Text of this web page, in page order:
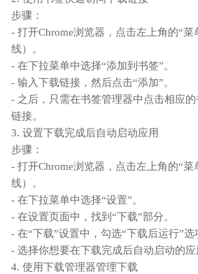
步骤：
- 打开Chrome浏览器，点击左上角的“菜
线）。
- 在下拉菜单中选择“添加到书签”。
- 输入下载链接，然后点击“添加”。
- 之后，只需在书签管理器中点击相应
链接。
3. 设置下载完成后自动启动应用
步骤：
- 打开Chrome浏览器，点击左上角的“菜
线）。
- 在下拉菜单中选择“设置”。
- 在设置页面中，找到“下载”部分。
- 在“下载”设置中，勾选“下载后运行”选
- 选择你想要在下载完成后自动启动的应
4. 使用下载管理器管理下载